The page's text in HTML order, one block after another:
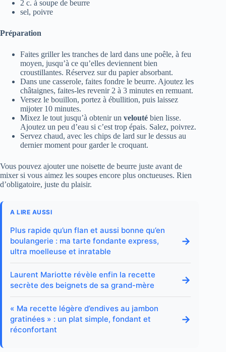
2 c. à soupe de beurre
sel, poivre
Préparation
Faites griller les tranches de lard dans une poêle, à feu
moyen, jusqu’à ce qu’elles deviennent bien
croustillantes. Réservez sur du papier absorbant.
Dans une casserole, faites fondre le beurre. Ajoutez les
châtaignes, faites-les revenir 2 à 3 minutes en remuant.
Versez le bouillon, portez à ébullition, puis laissez
mijoter 10 minutes.
Mixez le tout jusqu’à obtenir un velouté bien lisse.
Ajoutez un peu d’eau si c’est trop épais. Salez, poivrez.
Servez chaud, avec les chips de lard sur le dessus au
dernier moment pour garder le croquant.
Vous pouvez ajouter une noisette de beurre juste avant de
mixer si vous aimez les soupes encore plus onctueuses. Rien
d’obligatoire, juste du plaisir.
A LIRE AUSSI
Plus rapide qu’un flan et aussi bonne qu’en
boulangerie : ma tarte fondante express,
ultra moelleuse et inratable
→
Laurent Mariotte révèle enfin la recette
secrète des beignets de sa grand-mère
→
« Ma recette légère d’endives au jambon
gratinées » : un plat simple, fondant et
réconfortant
→